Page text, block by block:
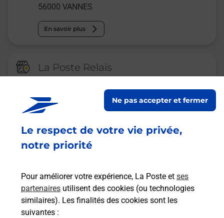
Le respect de votre vie privée,
notre priorité
Pour améliorer votre expérience, La Poste et ses
partenaires utilisent des cookies (ou technologies
similaires). Les finalités des cookies sont les
suivantes :
Ne pas accepter et fermer
56000 VANNES
En savoir plus
La Poste Relais
VANNES BEAUPRE CARREFOUR
ouvre lundi à 08h00
4 GIRATOIRE GERMAINE DE STAEL
56000 VANNES
Malin !